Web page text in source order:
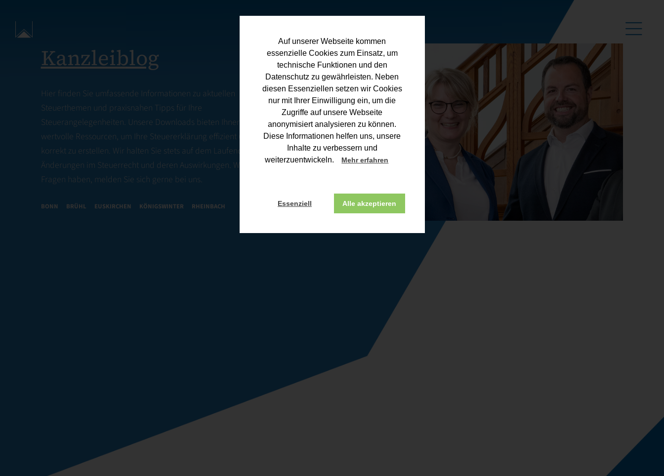
Auf unserer Webseite kommen
essenzielle Cookies zum Einsatz, um
technische Funktionen und den
Datenschutz zu gewährleisten. Neben
diesen Essenziellen setzen wir Cookies
nur mit Ihrer Einwilligung ein, um die
Zugriffe auf unsere Webseite
anonymisiert analysieren zu können.
Diese Informationen helfen uns, unsere
Inhalte zu verbessern und
weiterzuentwickeln.
Mehr erfahren
Essenziell Alle akzeptieren
Kanzleiblog
Hier finden Sie umfassende Informationen zu aktuellen
Steuerthemen und praxisnahen Tipps für Ihre
Steuerangelegenheiten. Unsere Downloads bieten Ihnen
wertvolle Ressourcen, um Ihre Steuererklärung effizient und
korrekt zu erstellen. Wir halten Sie stets auf dem Laufenden über
Änderungen im Steuerrecht und deren Auswirkungen. Wenn Sie
Fragen haben, melden Sie sich gerne bei uns.
BONN BRÜHL EUSKIRCHEN KÖNIGSWINTER RHEINBACH